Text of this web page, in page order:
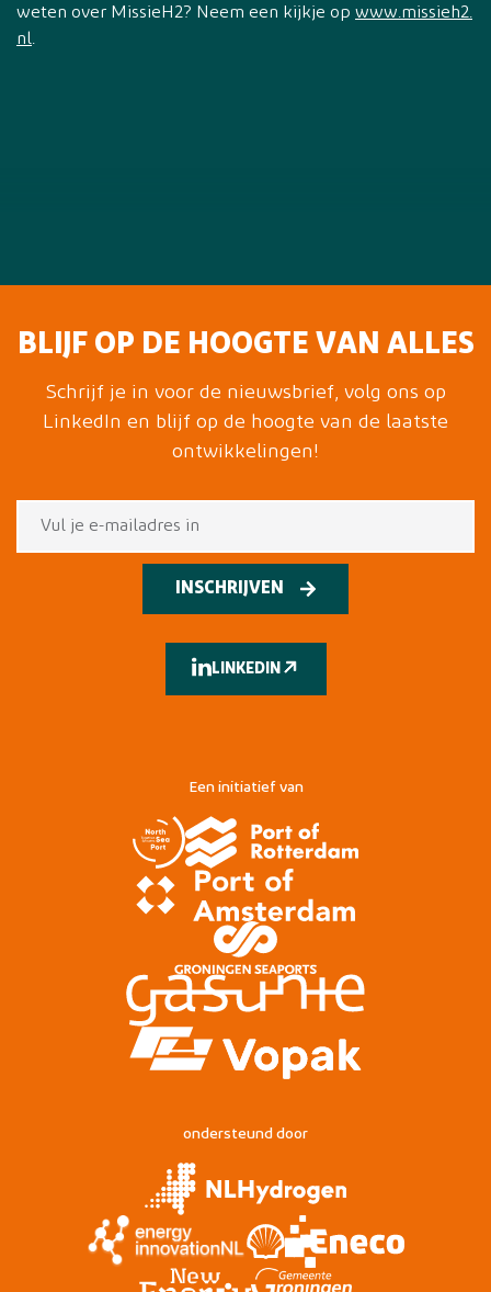
weten over MissieH2? Neem een kijkje op www.missieh2.
nl.
BLIJF OP DE HOOGTE VAN ALLES
Schrijf je in voor de nieuwsbrief, volg ons op
LinkedIn en blijf op de hoogte van de laatste
ontwikkelingen!
INSCHRIJVEN
LINKEDIN
Een initiatief van
ondersteund door